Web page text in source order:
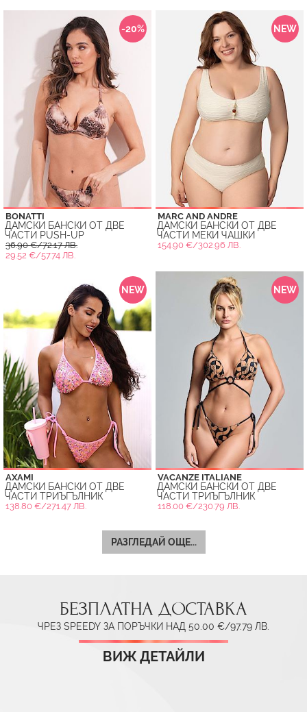
-20%
BONATTI
ДАМСКИ БАНСКИ ОТ ДВЕ
ЧАСТИ PUSH-UP
36.90 €/72.17 ЛВ.
29.52 €/57.74 ЛВ.
NEW
MARC AND ANDRE
ДАМСКИ БАНСКИ ОТ ДВЕ
ЧАСТИ МЕКИ ЧАШКИ
154.90 €/302.96 ЛВ.
NEW
AXAMI
ДАМСКИ БАНСКИ ОТ ДВЕ
ЧАСТИ ТРИЪГЪЛНИК
138.80 €/271.47 ЛВ.
NEW
VACANZE ITALIANE
ДАМСКИ БАНСКИ ОТ ДВЕ
ЧАСТИ ТРИЪГЪЛНИК
118.00 €/230.79 ЛВ.
РАЗГЛЕДАЙ ОЩЕ...
БЕЗПЛАТНА ДОСТАВКА
ЧРЕЗ SPEEDY ЗА ПОРЪЧКИ НАД 50.00 €/97.79 ЛВ.
ВИЖ ДЕТАЙЛИ